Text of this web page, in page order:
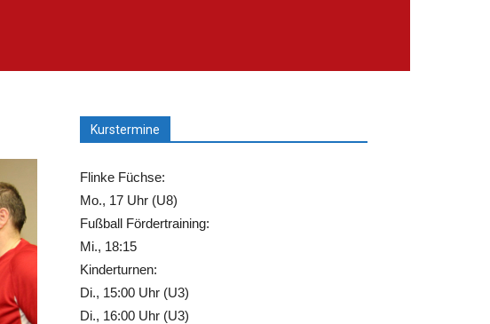
Kurstermine
Flinke Füchse:
Mo., 17 Uhr (U8)
Fußball Fördertraining:
Mi., 18:15
Kinderturnen:
Di., 15:00 Uhr (U3)
Di., 16:00 Uhr (U3)